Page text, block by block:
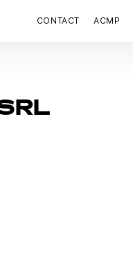
CONTACT ACMP